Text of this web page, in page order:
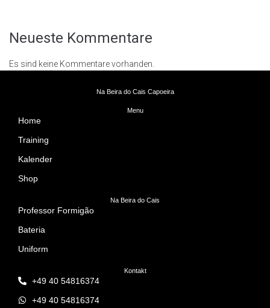
Neueste Kommentare
Es sind keine Kommentare vorhanden.
Na Beira do Cais Capoeira
Menu
Home
Training
Kalender
Shop
Na Beira do Cais
Professor Formigão
Bateria
Uniform
Kontakt
+49 40 54816374
+49 40 54816374